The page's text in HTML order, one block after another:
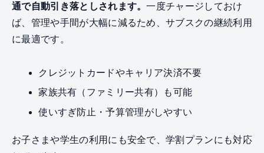
通で自動引き落としされます。一度チャージしておけ
ば、管理や手間が大幅に減るため、サブスクの継続利用
に最適です。
クレジットカードやキャリア決済不要
家族共有（ファミリー共有）も可能
使いすぎ防止・予算管理がしやすい
お子さまや学生の利用にも安全で、学割プランにも対応